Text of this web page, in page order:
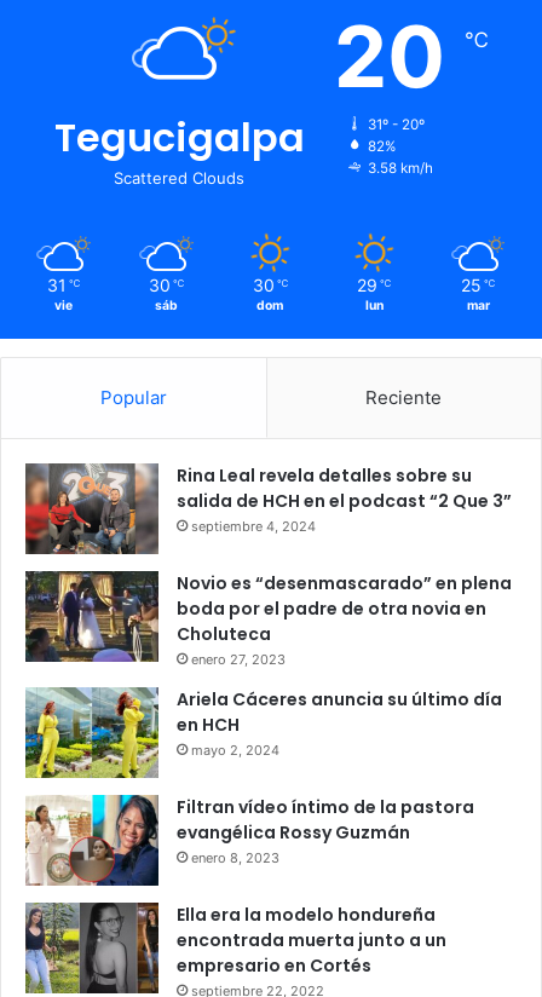
Tegucigalpa
Scattered Clouds
20 ℃
31º - 20º
82%
3.58 km/h
31 ℃
vie
30 ℃
sáb
30 ℃
dom
29 ℃
lun
25 ℃
mar
Popular Reciente
Rina Leal revela detalles sobre su
salida de HCH en el podcast “2 Que 3”
septiembre 4, 2024
Novio es “desenmascarado” en plena
boda por el padre de otra novia en
Choluteca
enero 27, 2023
Ariela Cáceres anuncia su último día
en HCH
mayo 2, 2024
Filtran vídeo íntimo de la pastora
evangélica Rossy Guzmán
enero 8, 2023
Ella era la modelo hondureña
encontrada muerta junto a un
empresario en Cortés
septiembre 22, 2022